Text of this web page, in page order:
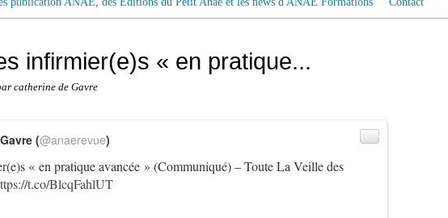
infirmier(e)s « en pratique...
catherine de Gavre
« en pratique avancée » (Communiqué) – Toute La Veille des
t.co/BlcqFahlUT
(@anaerevue)